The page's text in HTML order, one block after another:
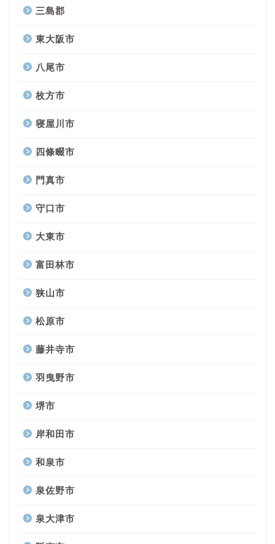
三島郡
東大阪市
八尾市
枚方市
寝屋川市
四條畷市
門真市
守口市
大東市
富田林市
狭山市
松原市
藤井寺市
羽曳野市
堺市
岸和田市
和泉市
泉佐野市
泉大津市